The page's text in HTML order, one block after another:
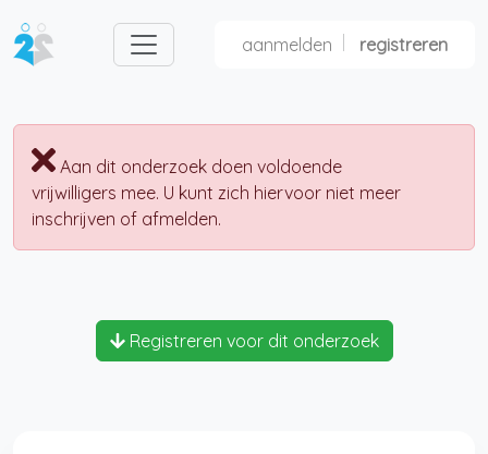
aanmelden registreren
Aan dit onderzoek doen voldoende
vrijwilligers mee. U kunt zich hiervoor niet meer
inschrijven of afmelden.
Registreren voor dit onderzoek